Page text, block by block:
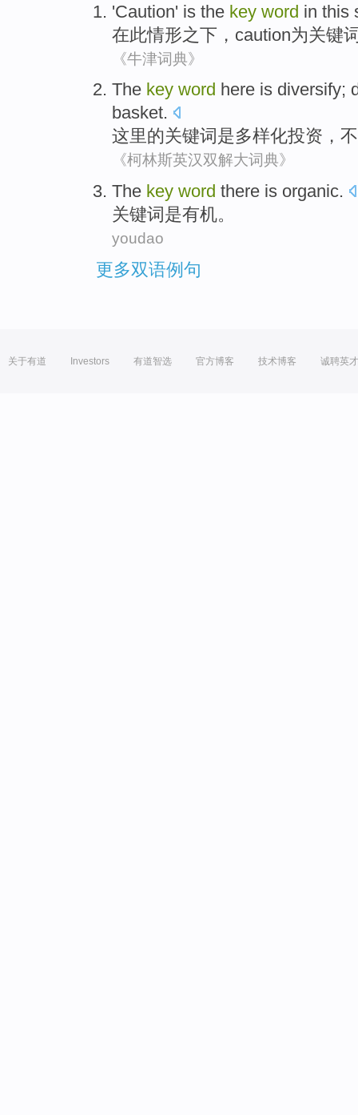
'Caution' is the key word in this
在此情形之下 ， caution为关键
《牛津词典》
The key word here is diversify;
basket.
这里的关键词 是多样化投资 ，
《柯林斯英汉双解大词典》
The key word there is organic.
关键词是有机。
youdao
更多双语例句
关于有道 Investors 有道智选 官方博客 技术博客 诚聘英才